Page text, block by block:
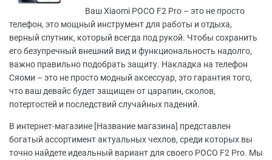
Ваш Xiaomi POCO F2 Pro – это не просто
телефон, это мощный инструмент для работы и отдыха,
верный спутник, который всегда под рукой. Чтобы сохранить
его безупречный внешний вид и функциональность надолго,
важно правильно подобрать защиту. Накладка на телефон
Сяоми – это не просто модный аксессуар, это гарантия того,
что ваш девайс будет защищен от царапин, сколов,
потертостей и последствий случайных падений.
В интернет-магазине [Название магазина] представлен
богатый ассортимент актуальных чехлов, среди которых вы
точно найдете идеальный вариант для своего POCO F2 Pro. Мы